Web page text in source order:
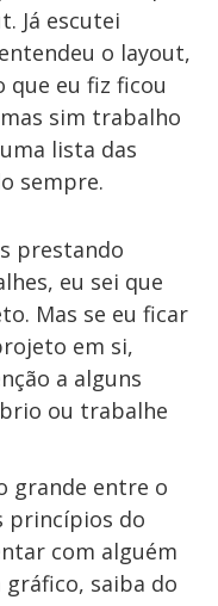
Já escutei
o layout,
eu fiz ficou
sim trabalho
lista das
sempre.
prestando
eu sei que
Mas se eu ficar
em si,
a alguns
ou trabalhe
grande entre o
princípios do
com alguém
saiba do